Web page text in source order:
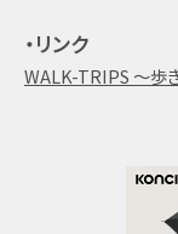
・リンク
WALK-TRIPS ～歩